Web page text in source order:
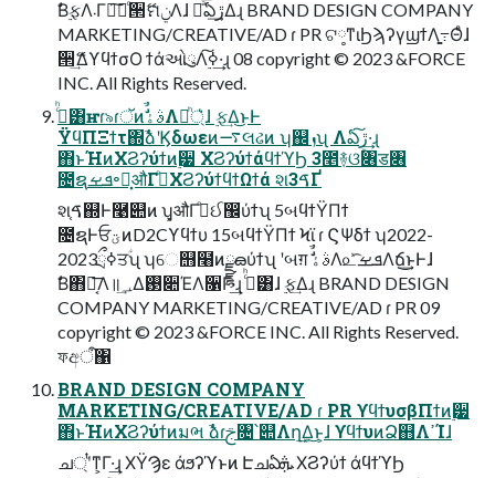
ࣗΒ࣮ફΛ܁Γฦ͠ಘͨ੒ޭମݧΛɺ ༨ͣ͞ఏڙ͢Δɻ BRAND DESIGN COMPANY
MARKETING/CREATIVE/AD ɾ PR ଟ༷ͳιϦϡʔγϣϯΛֻ͚߹Θͤɺ
੒ޭ͢ΔϒϥϯσΟ ϯάઓུΛ࣮ߦ͠·͢ɻ 08 copyright © 2023 &FORCE
INC. All Rights Reserved.
ࢲͨͪ͸ҥɾ৯ɾॅͷࣗࣾࣄۀΛ্ཱͪ͛ɺ ࣮ફ͢Δ͜ͱͰ
ΫϥΠΞϯτ΍ࣾձʹϏδωεͷ࠷લઢͷ ʮ஌ܙʯ Λఏڙ͠·͢ɻ
΋ͱΉͷΧϨʔύϯͷ࣮੷ ΧϨʔύϯάϥϯϓϦ 3೥࿈ଓۚ৆ड৆
೔ຊܦࡁ৽ฉ͓औΓدͤΧϨʔύϯϥϯΩϯά શࠃ3Ґ
શࠃ֤஍Ͱ࿩୊ͷ ʮ͓औΓدͤઈ඼ύϯʯ 5બϥϯΫΠϯ
೔ຊͰਓؾͷD2Cϒϥϯυ 15બϥϯΫΠϯ Ϟϊ ɾ ϚΨδϯ ʮ2022-
2023ྲྀߦਤؑʯ ʮେ஫໨ͷྫྷౚύϯʯ ʹબग़ ࣗࣾࣄۀΛ௨ͯ͡ܦࡁΛճ͢͜ͱͰɺ
ࣗΒ΋๛͔͞Λ॥؀͢Δ࢓૊ΈΛ૑Γ·͢ɻ ࢲͨͪ͸ɺ ࣮ફ͢Δɻ BRAND DESIGN
COMPANY MARKETING/CREATIVE/AD ɾ PR 09
copyright © 2023 &FORCE INC. All Rights Reserved.
ফඅऀ΁
BRAND DESIGN COMPANY
MARKETING/CREATIVE/AD ɾ PR ϒϥϯυσβΠϯͷ࣮੷
΋ͱΉͷΧϨʔύϯͷมભ ࣾձɾࢢ৔՝୊Λղܾ͢Δ͜ͱ͕ɺ ϒϥϯυͷՁ஋ΛߴΊɺ
ച্ʹͭͳ͕Γ·͢ɻ ΧΫϠε άϧʔϓͱͷ Էചఏܞ ΧϨʔύϯ άϥϯϓϦ